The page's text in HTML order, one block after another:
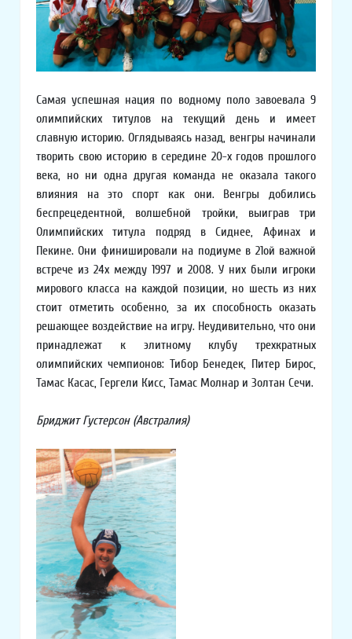
Самая успешная нация по водному поло завоевала 9
олимпийских титулов на текущий день и имеет
славную историю. Оглядываясь назад, венгры начинали
творить свою историю в середине 20-х годов прошлого
века, но ни одна другая команда не оказала такого
влияния на это спорт как они. Венгры добились
беспрецедентной, волшебной тройки, выиграв три
Олимпийских титула подряд в Сиднее, Афинах и
Пекине. Они финишировали на подиуме в 21ой важной
встрече из 24х между 1997 и 2008. У них были игроки
мирового класса на каждой позиции, но шесть из них
стоит отметить особенно, за их способность оказать
решающее воздействие на игру. Неудивительно, что они
принадлежат к элитному клубу трехкратных
олимпийских чемпионов: Тибор Бенедек, Питер Бирос,
Тамас Касас, Гергели Кисс, Тамас Молнар и Золтан Сечи.
Бриджит Густерсон (Австралия)